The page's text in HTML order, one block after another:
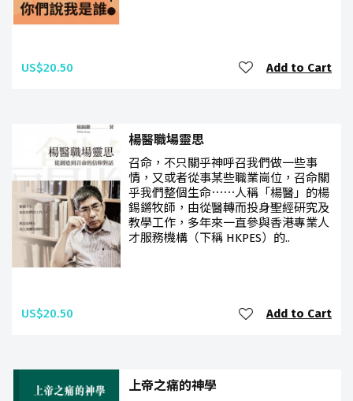
US$20.50 Add to Cart
楊醫職場靈思
召命，不只關乎神呼召我們做一些事
情，又或者從事某些職業崗位，召命關
乎我們整個生命⋯⋯人稱「楊醫」的楊
錫鏘牧師，由從醫轉而投身聖經研究及
教學工作，多年來一直參與香港專業人
才服務機構（下稱 HKPES）的..
US$20.50 Add to Cart
上帝之痛的神學